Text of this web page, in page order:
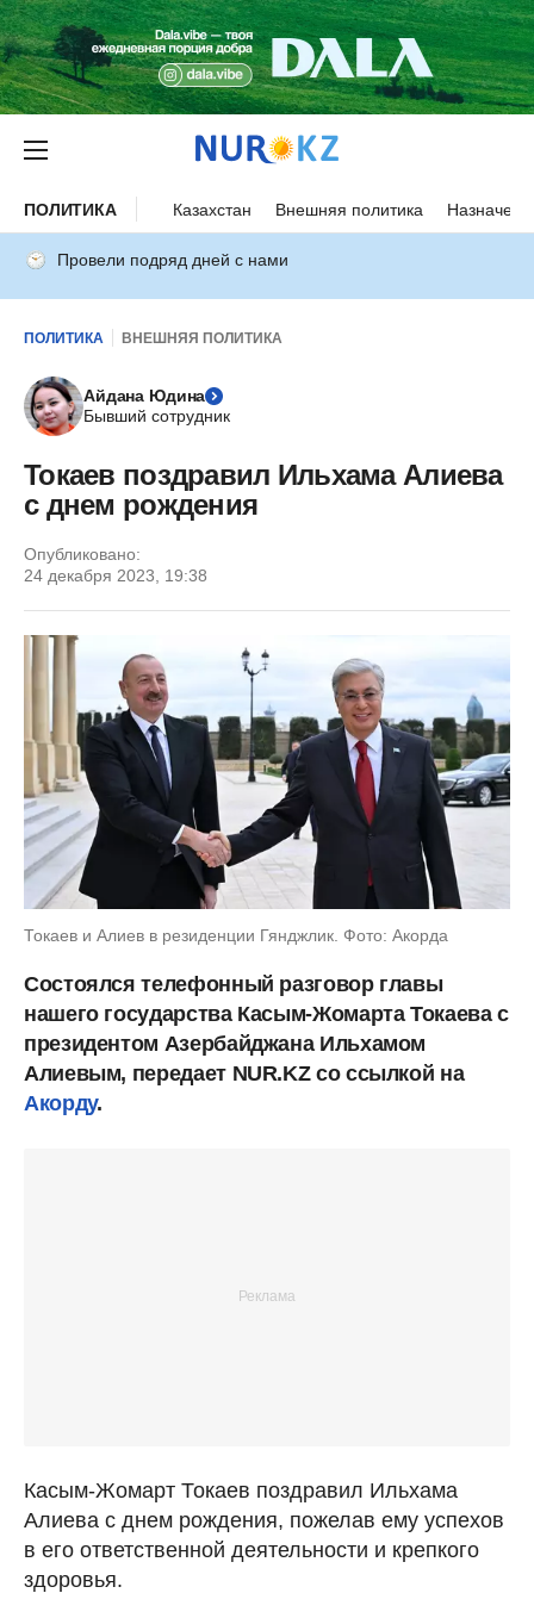
ПОЛИТИКА Казахстан Внешняя политика
Провели подряд дней с нами
ПОЛИТИКА ВНЕШНЯЯ ПОЛИТИКА
Айдана Юдина
Бывший сотрудник
Токаев поздравил Ильхама Алиева
с днем рождения
Опубликовано:
24 декабря 2023, 19:38
Токаев и Алиев в резиденции Гянджлик. Фото: Акорда
Состоялся телефонный разговор главы
нашего государства Касым-Жомарта Токаева с
президентом Азербайджана Ильхамом
Алиевым, передает NUR.KZ со ссылкой на
Акорду.
Касым-Жомарт Токаев поздравил Ильхама
Алиева с днем рождения, пожелав ему успехов
в его ответственной деятельности и крепкого
здоровья.